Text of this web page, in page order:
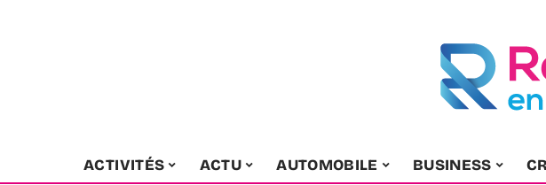
ACTIVITÉS ACTU AUTOMOBILE BUSINESS